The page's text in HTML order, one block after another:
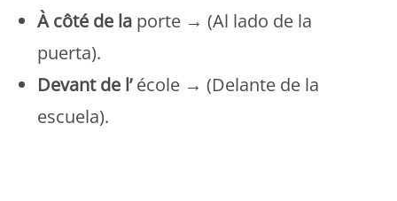
À côté de la porte → (Al lado de la
puerta).
Devant de l’école → (Delante de la
escuela).